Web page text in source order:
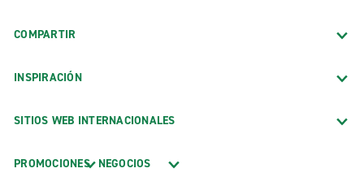
COMPARTIR
INSPIRACIÓN
SITIOS WEB INTERNACIONALES
PROMOCIONES NEGOCIOS